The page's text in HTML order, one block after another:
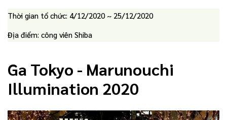
Thời gian tổ chức: 4/12/2020 ~ 25/12/2020
Địa điểm: công viên Shiba
Ga Tokyo - Marunouchi
Illumination 2020